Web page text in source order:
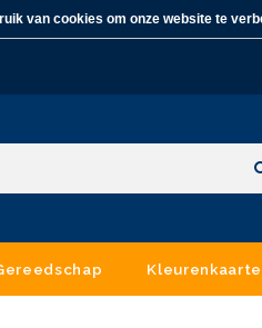
van cookies om onze website te